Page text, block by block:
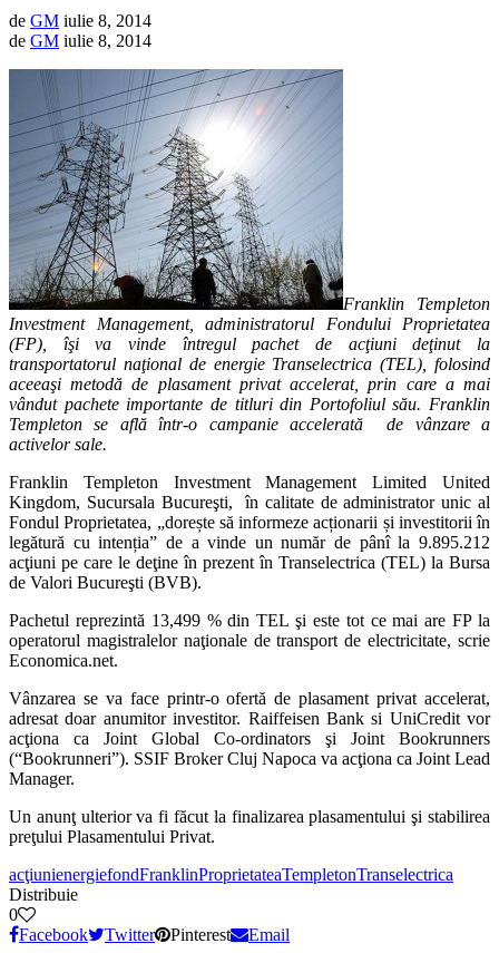
de GM iulie 8, 2014
de GM iulie 8, 2014
Franklin Templeton
Investment Management, administratorul Fondului Proprietatea
(FP), îşi va vinde întregul pachet de acţiuni deţinut la
transportatorul naţional de energie Transelectrica (TEL), folosind
aceeaşi metodă de plasament privat accelerat, prin care a mai
vândut pachete importante de titluri din Portofoliul său. Franklin
Templeton se află într-o campanie accelerată de vânzare a
activelor sale.
Franklin Templeton Investment Management Limited United
Kingdom, Sucursala Bucureşti, în calitate de administrator unic al
Fondul Proprietatea, „dorește să informeze acționarii și investitorii în
legătură cu intenția” de a vinde un număr de pânî la 9.895.212
acţiuni pe care le deţine în prezent în Transelectrica (TEL) la Bursa
de Valori Bucureşti (BVB).
Pachetul reprezintă 13,499 % din TEL şi este tot ce mai are FP la
operatorul magistralelor naţionale de transport de electricitate, scrie
Economica.net.
Vânzarea se va face printr-o ofertă de plasament privat accelerat,
adresat doar anumitor investitor. Raiffeisen Bank si UniCredit vor
acţiona ca Joint Global Co-ordinators şi Joint Bookrunners
(“Bookrunneri”). SSIF Broker Cluj Napoca va acţiona ca Joint Lead
Manager.
Un anunţ ulterior va fi făcut la finalizarea plasamentului şi stabilirea
preţului Plasamentului Privat.
acţiunienergiefondFranklinProprietateaTempletonTranselectrica
Distribuie
0
Facebook
Twitter Pinterest Email